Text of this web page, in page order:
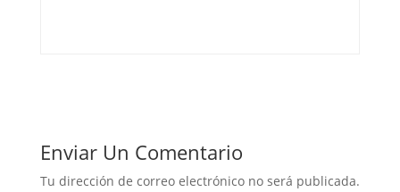
Enviar Un Comentario
Tu dirección de correo electrónico no será publicada.